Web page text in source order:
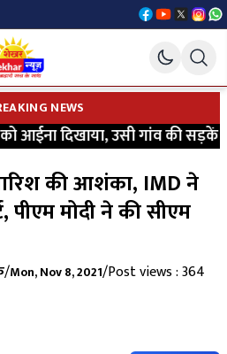
NEWS
आईना दिखाया, उसी गांव की सड़कें
की आशंका, IMD ने
पीएम मोदी ने की सीएम
/Mon, Nov 8, 2021/Post views : 364